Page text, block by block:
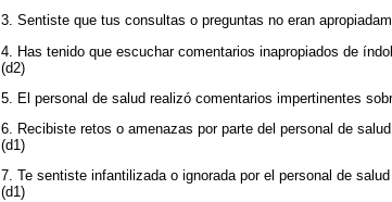
3. Sentiste que tus consultas o preguntas no eran
4. Has tenido que escuchar comentarios inapropiados de
(d2)
5. El personal de salud realizó comentarios impertinentes
6. Recibiste retos o amenazas por parte del personal de
(d1)
7. Te sentiste infantilizada o ignorada por el personal de
(d1)